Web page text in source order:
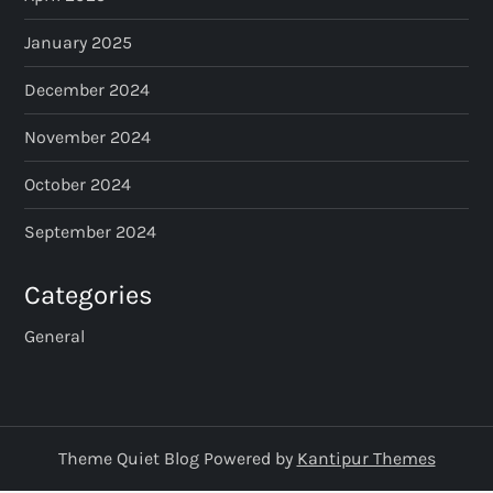
i
n
a
t
i
n
January 2025
December 2024
November 2024
October 2024
September 2024
Categories
General
Theme Quiet Blog Powered by Kantipur Themes